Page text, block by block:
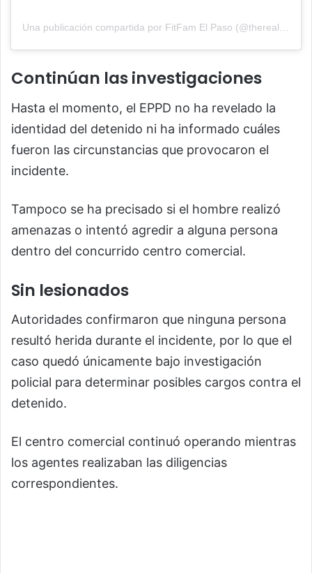
Una publicación compartida por FitFam El Paso (@therealfitfamelpaso)
Continúan las investigaciones
Hasta el momento, el EPPD no ha revelado la
identidad del detenido ni ha informado cuáles
fueron las circunstancias que provocaron el
incidente.
Tampoco se ha precisado si el hombre realizó
amenazas o intentó agredir a alguna persona
dentro del concurrido centro comercial.
Sin lesionados
Autoridades confirmaron que ninguna persona
resultó herida durante el incidente, por lo que el
caso quedó únicamente bajo investigación
policial para determinar posibles cargos contra el
detenido.
El centro comercial continuó operando mientras
los agentes realizaban las diligencias
correspondientes.